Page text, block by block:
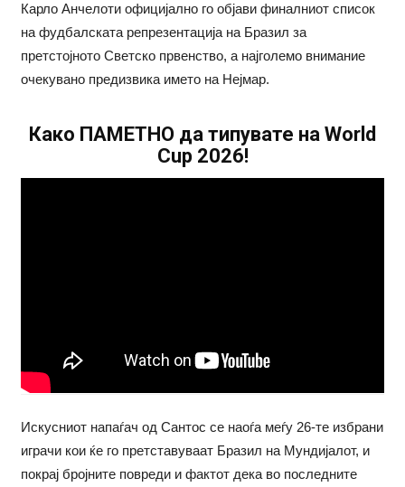
Карло Анчелоти официјално го објави финалниот список
на фудбалската репрезентација на Бразил за
претстојното Светско првенство, а најголемо внимание
очекувано предизвика името на Нејмар.
Како ПАМЕТНО да типувате на World
Cup 2026!
Искусниот напаѓач од Сантос се наоѓа меѓу 26-те избрани
играчи кои ќе го претставуваат Бразил на Мундијалот, и
покрај бројните повреди и фактот дека во последните